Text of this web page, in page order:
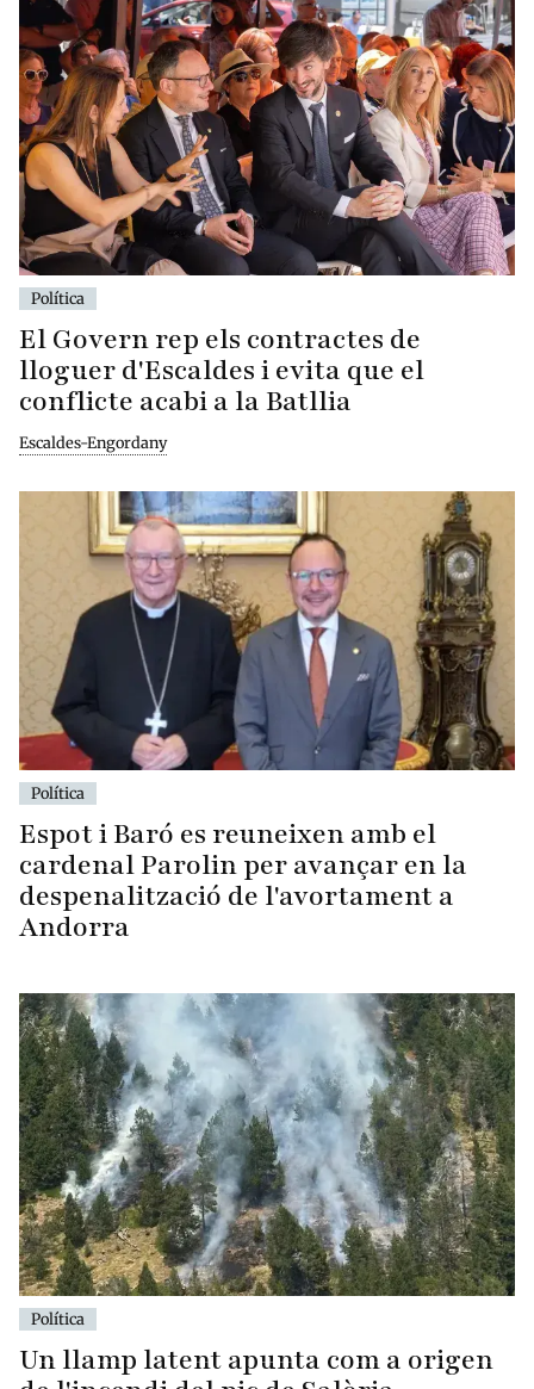
Política
El Govern rep els contractes de
lloguer d'Escaldes i evita que el
conflicte acabi a la Batllia
Escaldes-Engordany
Política
Espot i Baró es reuneixen amb el
cardenal Parolin per avançar en la
despenalització de l'avortament a
Andorra
Política
Un llamp latent apunta com a origen